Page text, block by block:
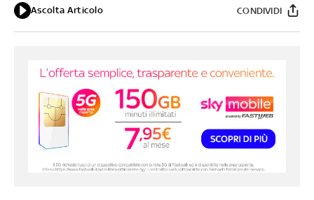
Ascolta Articolo CONDIVIDI